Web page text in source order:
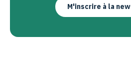
M'inscrire à la